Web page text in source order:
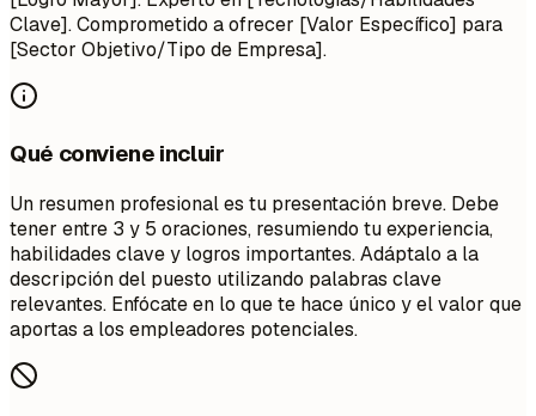
Clave]. Comprometido a ofrecer [Valor Específico] para
[Sector Objetivo/Tipo de Empresa].
Qué conviene incluir
Un resumen profesional es tu presentación breve. Debe
tener entre 3 y 5 oraciones, resumiendo tu experiencia,
habilidades clave y logros importantes. Adáptalo a la
descripción del puesto utilizando palabras clave
relevantes. Enfócate en lo que te hace único y el valor que
aportas a los empleadores potenciales.